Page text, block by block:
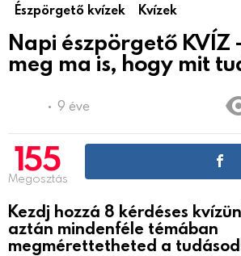
Észpörgető kvízek Kvízek
Napi észpörgető KVÍZ
meg ma is, hogy mit
9 éve
155
Megosztás
Kezdj hozzá 8 kérdéses
aztán mindenféle témában
megmérettetheted a